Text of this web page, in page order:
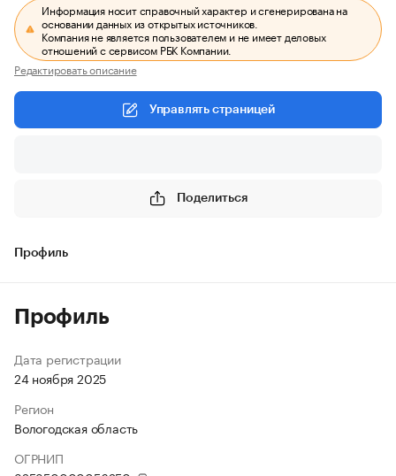
Информация носит справочный характер и сгенерирована на
основании данных из открытых источников.
Компания не является пользователем и не имеет деловых
отношений с сервисом РБК Компании.
Редактировать описание
Управлять страницей
Поделиться
Профиль
Профиль
Дата регистрации
24 ноября 2025
Регион
Вологодская область
ОГРНИП